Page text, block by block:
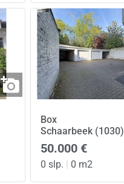
Box
Schaarbeek (1030)
50.000 €
0 slp. | 0 m2